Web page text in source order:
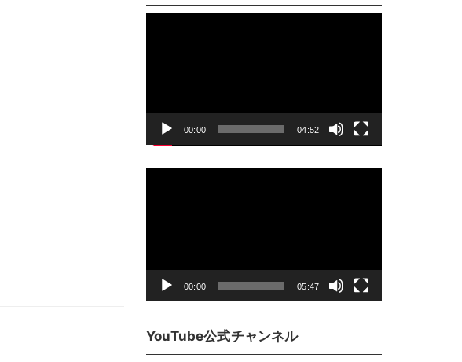
ー
00:00 04:52
ー
00:00 05:47
YouTube公式チャンネル